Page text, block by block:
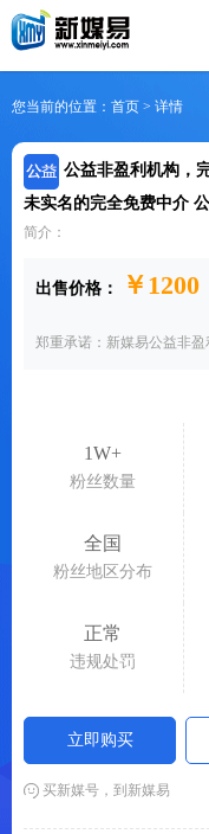
会员中心 购物篮 [0]
首页
公益非盈利
直播助农
24小时服务热线：
您当前的位置：首页 > 详情
公益非盈利机构，
未实名的完全免费中介
简介：
出售价格： ￥1200
郑重承诺：新媒易公益非
1W+
粉丝数量
全国
粉丝地区分布
正常
违规处罚
立即购买
买新媒号，到新媒易